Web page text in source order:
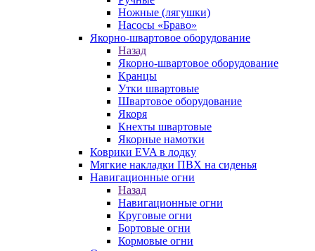
Ножные (лягушки)
Насосы «Браво»
Якорно-швартовое оборудование
Назад
Якорно-швартовое оборудование
Кранцы
Утки швартовые
Швартовое оборудование
Якоря
Кнехты швартовые
Якорные намотки
Коврики EVA в лодку
Мягкие накладки ПВХ на сиденья
Навигационные огни
Назад
Навигационные огни
Круговые огни
Бортовые огни
Кормовые огни